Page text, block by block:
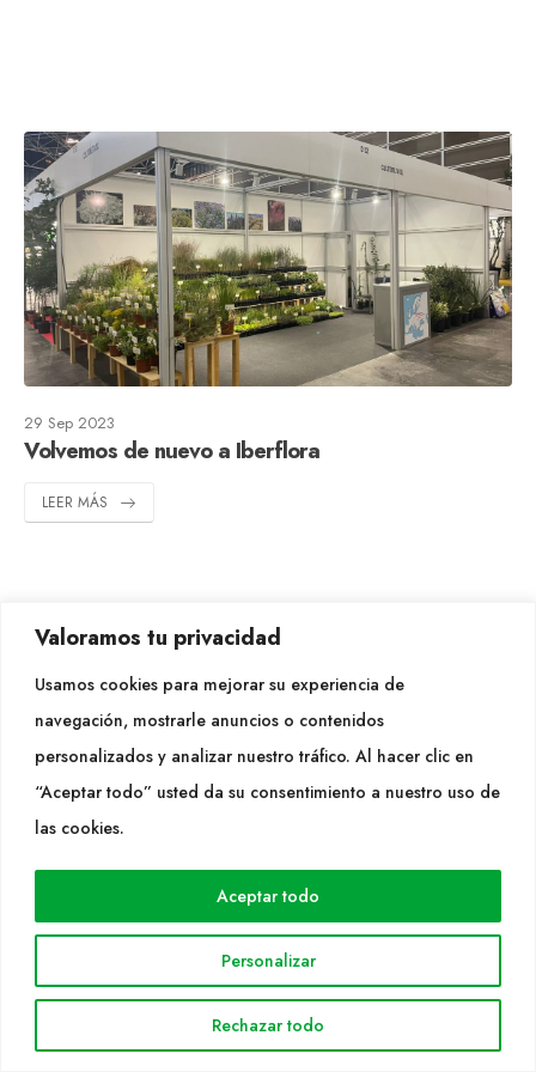
Valoramos tu privacidad
Usamos cookies para mejorar su experiencia de
navegación, mostrarle anuncios o contenidos
personalizados y analizar nuestro tráfico. Al hacer clic en
“Aceptar todo” usted da su consentimiento a nuestro uso de
las cookies.
Personalizar
Rechazar todo
Aceptar todo
29 Sep 2023
Volvemos de nuevo a Iberflora
LEER MÁS
1a edición de Garden Masterclass en España
LEER MÁS